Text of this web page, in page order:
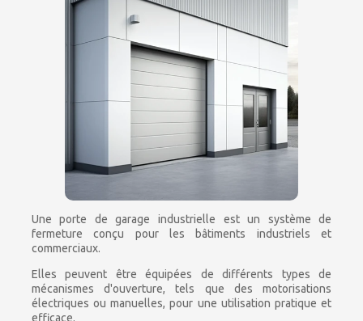
Une porte de garage industrielle est un système de
fermeture conçu pour les bâtiments industriels et
commerciaux.
Elles peuvent être équipées de différents types de
mécanismes d'ouverture, tels que des motorisations
électriques ou manuelles, pour une utilisation pratique et
efficace.